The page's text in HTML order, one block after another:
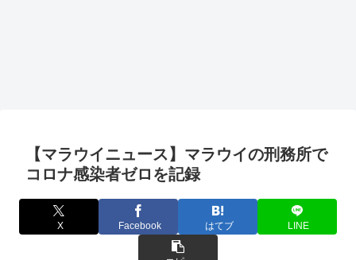
【マラウイニュース】マラウイの刑務所で
コロナ感染者ゼロを記録
X Facebook はてブ LINE